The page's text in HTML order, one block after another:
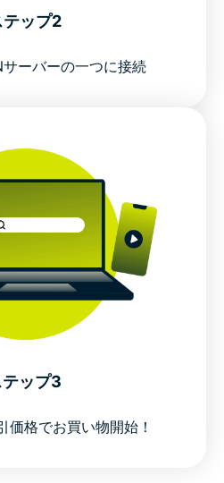
テップ2
ーバーの一つに接続
テップ3
価格でお買い物開始！